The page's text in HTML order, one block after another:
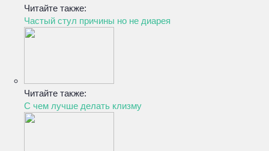
Читайте также:
Частый стул причины но не диарея
Читайте также:
С чем лучше делать клизму